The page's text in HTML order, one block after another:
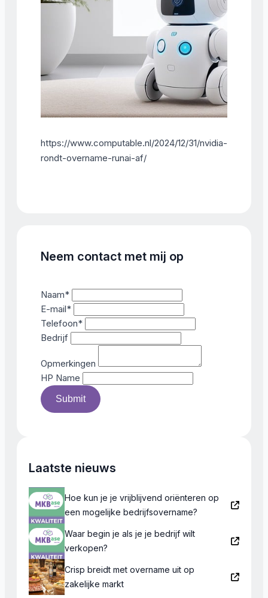
https://www.computable.nl/2024/12/31/nvidia-
rondt-overname-runai-af/
Neem contact met mij op
Naam*
E-mail*
Telefoon*
Bedrijf
Opmerkingen
HP Name
Submit
Laatste nieuws
Hoe kun je je vrijblijvend oriënteren op
een mogelijke bedrijfsovername?
Waar begin je als je je bedrijf wilt
verkopen?
Crisp breidt met overname uit op
zakelijke markt